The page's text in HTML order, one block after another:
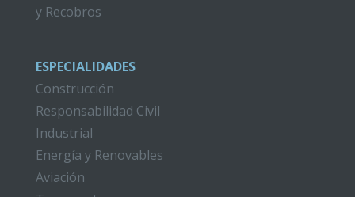
y Recobros
ESPECIALIDADES
Construcción
Responsabilidad Civil
Industrial
Energía y Renovables
Aviación